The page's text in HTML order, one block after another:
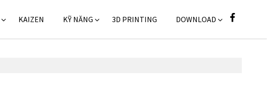
KAIZEN KỸ NĂNG 3D PRINTING DOWNLOAD